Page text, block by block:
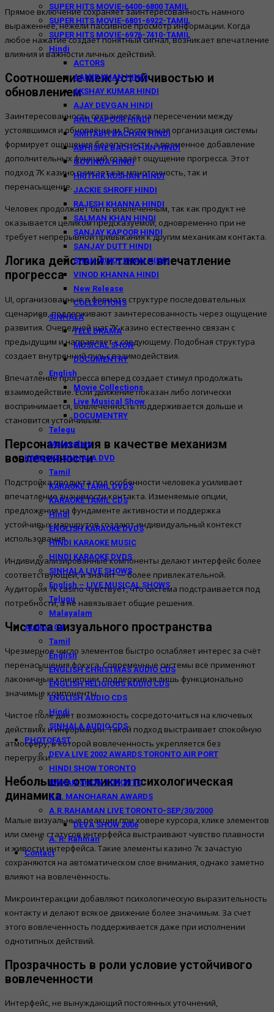
SUPER HITS MOVIE-6400-6800 TAMIL
SUPER HITS MOVIE-6801-6922-TAMIL
SUPER HITS MOVIE-6976-7410-TAMIL
Hindi
ACTORS
AAMIR KHAN HINDI
AKSHAY KUMAR HINDI
AJAY DEVGAN HINDI
ANIL KAPOOR HINDI
AMITABH BACHAN HINDI
ABHISHE BACHCHAN HINDI
GOVINDA HINDI
HRITHIK ROSHAN HINDI
JACKIE SHROFF HINDI
RAJESH KHANNA HINDI
SALMAN KHAN HINDI
SANJAY KAPOOR HINDI
SANJAY DUTT HINDI
SHAH-RUKH KHAN HINDI
VINOD KHANNA HINDI
New Release
COLLECTIONS
SINHALA
TELE DRAMA
MUSICAL SHOW
DOCUMENTRY
English
Movie Collections
Live Musical Show
DOCUMENTRY
Telegu
Malayalam
KARAOKE SINHALA DVD
Tamil
KARAOKE TAMIL DVDS
KARAOKE TAMIL CDS
Hindi
ENGLISH KARAOKE DVDS
HINDI KARAOKE MUSIC
HINDI KARAOKE DVDS
SINHALA LIVE SHOWS
English – LIVE MUSICAL SHOWS
Telugu
Malayalam
Audio / Cd
Tamil
English
ENGLISH CHRISTMAS AUDIO CDS
ENGLISH RELIGIOUS AUDIO CDS
ENGLISH AUDIO CDS
Hindi
SINHALA AUDIO CDS
PHOTOFAST
DEVA LIVE 2002 AWARDS TORONTO AIR PORT
HINDI SHOW TORONTO
IMMAN SHOW TORONTO
A.E. MANOHARAN AWARDS
A.R.RAHAMAN LIVE TORONTO-SEP/30/2000
DEVA SHOW 2006
A. R. Rahman
Contact
Прямое включение сохраняет заинтересованность намного
выраженнее, нежели пассивное просмотр информации. Когда
любое нажатие создает понятный сигнал, возникает впечатление
влияния и важности личных действий.
Соотношение меж устойчивостью и
обновлением
Заинтересованность сохраняется на пересечении между
устоявшимся и обновлённым. Постоянная организация системы
формирует ощущение безопасности, а временное добавление
дополнительных функций создаёт ощущение прогресса. Этот
подход 7К казино снижает как монотонность, так и
перенасыщение.
Человек продолжает быть вовлеченным, так как продукт не
оказывается целиком предсказуемой, одновременно при не
требует непрерывной привыкания к другим механикам контакта.
Логика действий и также впечатление
прогресса
UI, организованные в формате структуре последовательных
сценариев, поддерживают заинтересованность через ощущение
развития. Очередной шаг 7К казино естественно связан с
предыдущим и направляет к следующему. Подобная структура
создает внутренний пульс взаимодействия.
Впечатление прогресса вперед создает стимул продолжать
взаимодействие. Если движение показан либо логически
воспринимается, вовлеченность поддерживается дольше и
становится устойчивым.
Персонализация в качестве механизм
вовлеченности
Подстройка продукта под особенности человека усиливает
впечатление значимости контакта. Изменяемые опции,
предложения на фундаменте активности и поддержка
устойчивых маршрутов создают индивидуальный контекст
использования.
Индивидуализированные компоненты делают интерфейс более
соответствующей, и значит — более привлекательной.
Аудитория 7k casino чувствует, что система подстраивается под
потребности, а не навязывает общие решения.
Чистота визуального пространства
Чрезмерное число элементов быстро ослабляет интерес за счёт
перенасыщения фокуса. Современные системы всё применяют
лаконичные концепции, поддерживая лишь функционально
значимые компоненты.
Чистое поле даёт возможность сосредоточиться на ключевых
действиях и информации. Такой подход выстраивает спокойную
атмосферу, в которой вовлеченность укрепляется без
перегрузки.
Небольшие отклики и психологическая
динамика
Малые визуальные реакции при ховере курсора, клике элементов
или смене статусов интерфейса выстраивают чувство плавности
и живости интерфейса. Такие элементы казино 7к зачастую
сохраняются на автоматическом слое внимания, однако заметно
влияют на вовлечённость.
Микроинтеракции добавляют психологическую выразительность
контакту и делают всякое движение более значимым. За счет
этого вовлеченность поддерживается даже при исполнении
однотипных действий.
Прозрачность в роли условие устойчивого
вовлеченности
Интерфейс, не вынуждающий постоянных уточнений,